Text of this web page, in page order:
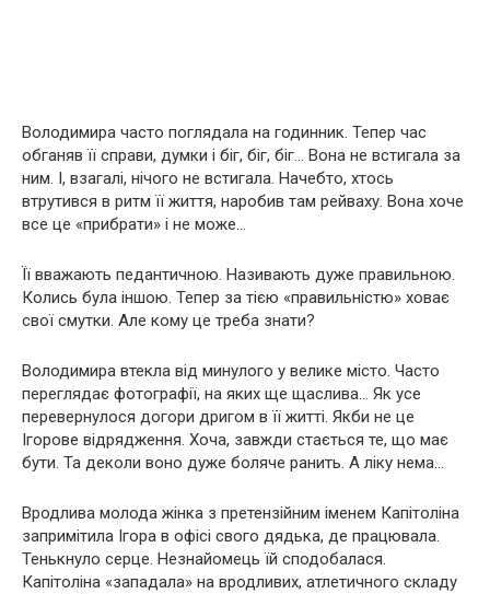
Володимира часто поглядала на годинник. Тепер час
обганяв її справи, думки і біг, біг, біг… Вона не встигала за
ним. І, взагалі, нічого не встигала. Начебто, хтось
втрутився в ритм її життя, наробив там рейваху. Вона хоче
все це «прибрати» і не може…
Її вважають педантичною. Називають дуже правильною.
Колись була іншою. Тепер за тією «правильністю» ховає
свої смутки. Але кому це треба знати?
Володимира втекла від минулого у велике місто. Часто
переглядає фотографії, на яких ще щаслива… Як усе
перевернулося догори дригом в її житті. Якби не це
Ігорове відрядження. Хоча, завжди стається те, що має
бути. Та деколи воно дуже боляче paнить. А ліку нема…
Вродлива молода жінка з претензійним іменем Капітоліна
запримітила Ігора в офісі свого дядька, де працювала.
Тенькнуло серце. Незнайомець їй сподобалася.
Капітоліна «западала» на вродливих, атлетичного складу